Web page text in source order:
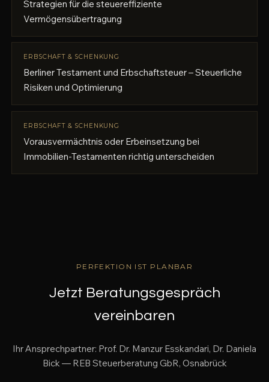
Strategien für die steuereffiziente
Vermögensübertragung
ERBSCHAFT & SCHENKUNG
Berliner Testament und Erbschaftsteuer – Steuerliche
Risiken und Optimierung
ERBSCHAFT & SCHENKUNG
Vorausvermächtnis oder Erbeinsetzung bei
Immobilien-Testamenten richtig unterscheiden
PERFEKTION IST PLANBAR
Jetzt Beratungsgespräch
vereinbaren
Ihr Ansprechpartner: Prof. Dr. Manzur Esskandari, Dr. Daniela
Bick — REB Steuerberatung GbR, Osnabrück